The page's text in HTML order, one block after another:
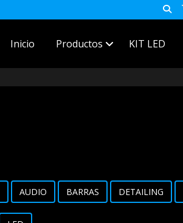
Inicio Productos KIT LED
AUDIO BARRAS DETAILING